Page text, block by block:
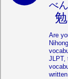
べ
Are
JLPT,